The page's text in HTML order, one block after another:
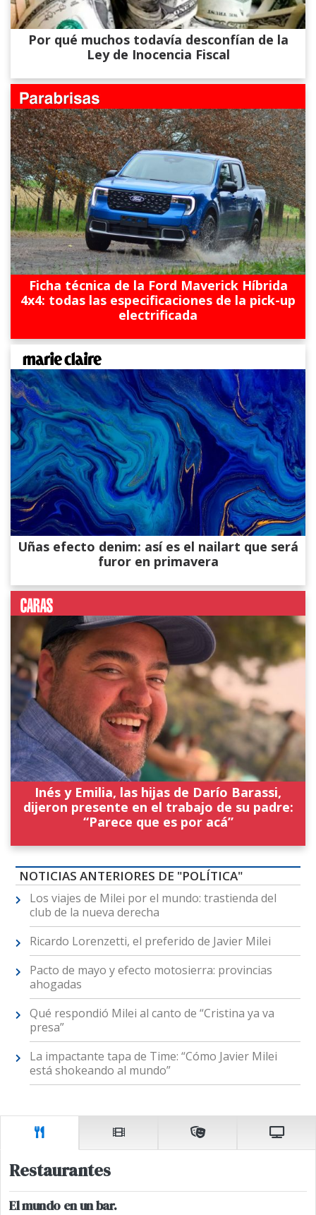
Por qué muchos todavía desconfían de la
Ley de Inocencia Fiscal
Ficha técnica de la Ford Maverick Híbrida
4x4: todas las especificaciones de la pick-up
electrificada
Uñas efecto denim: así es el nailart que será
furor en primavera
Inés y Emilia, las hijas de Darío Barassi,
dijeron presente en el trabajo de su padre:
“Parece que es por acá”
NOTICIAS ANTERIORES DE "POLÍTICA"
Los viajes de Milei por el mundo: trastienda del
club de la nueva derecha
Ricardo Lorenzetti, el preferido de Javier Milei
Pacto de mayo y efecto motosierra: provincias
ahogadas
Qué respondió Milei al canto de “Cristina ya va
presa”
La impactante tapa de Time: “Cómo Javier Milei
está shokeando al mundo”
Restaurantes
El mundo en un bar.